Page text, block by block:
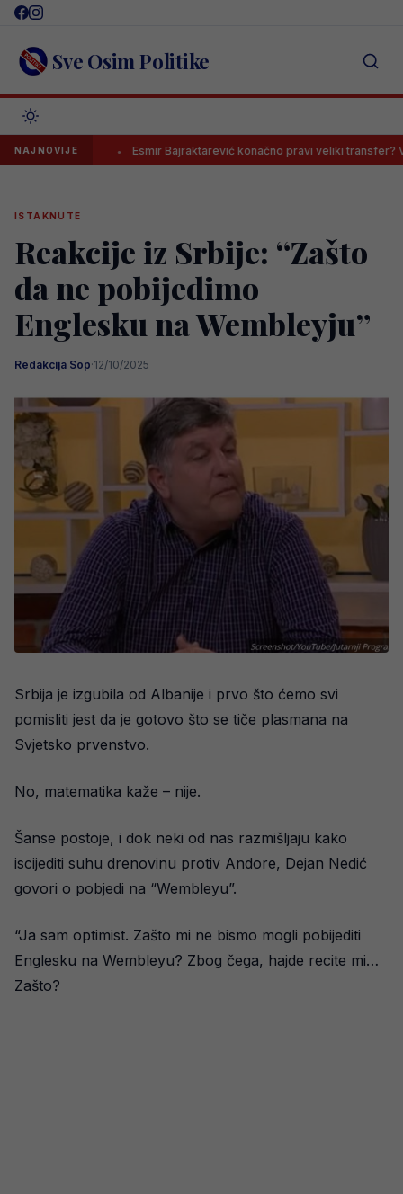
Skip
content Sve Osim Politike
NAJNOVIJE Esmir Bajraktarević konačno pravi veliki transfer? Velikan
ISTAKNUTE
Reakcije iz Srbije: “Zašto
da ne pobijedimo
Englesku na Wembleyju”
Redakcija Sop·12/10/2025
Srbija je izgubila od Albanije i prvo što ćemo svi
pomisliti jest da je gotovo što se tiče plasmana na
Svjetsko prvenstvo.
No, matematika kaže – nije.
Šanse postoje, i dok neki od nas razmišljaju kako
iscijediti suhu drenovinu protiv Andore, Dejan Nedić
govori o pobjedi na “Wembleyu”.
“Ja sam optimist. Zašto mi ne bismo mogli pobijediti
Englesku na Wembleyu? Zbog čega, hajde recite mi…
Zašto?